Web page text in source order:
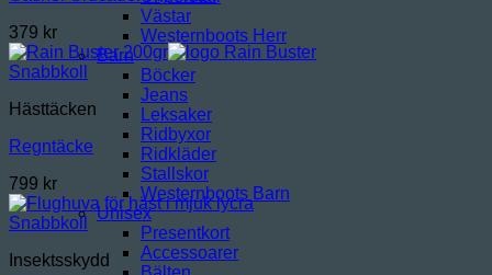
Västar
Westernboots Herr
Barn
Böcker
Jeans
Leksaker
Ridbyxor
Ridkläder
Stallskor
Westernboots Barn
Unisex
Presentkort
Accessoarer
379 kr
Snabbkoll
Hästtäcken
Regntäcke
799 kr
Snabbkoll
Insektsskydd